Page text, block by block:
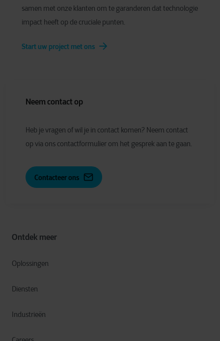
samen met onze klanten om te garanderen dat technologie
impact heeft op de cruciale punten.
Start uw project met ons
Ontdek meer
Oplossingen
Diensten
Industrieën
Neem contact op
Heb je vragen of wil je in contact komen? Neem contact
op via ons contactformulier om het gesprek aan te gaan.
Contacteer ons